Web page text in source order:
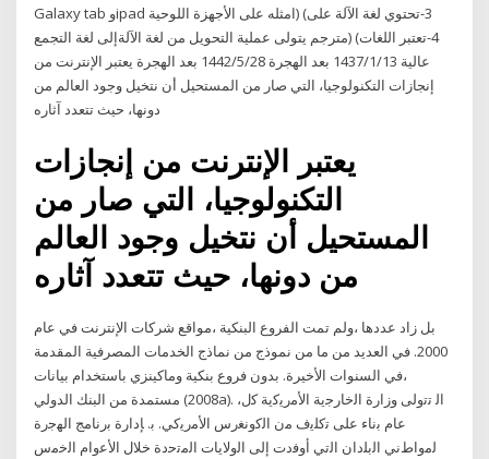
Galaxy tab وipad امثله على الأجهزة اللوحية) (3-تحتوي لغة الآلة على
مترجم يتولى عملية التحويل من لغة الآلةإلى لغة التجمع) (4-تعتبر اللغات
عالية 13‏‏/1‏‏/1437 بعد الهجرة 28‏‏/5‏‏/1442 بعد الهجرة يعتبر الإنترنت من
إنجازات التكنولوجيا، التي صار من المستحيل أن نتخيل وجود العالم من
دونها، حيث تتعدد آثاره
يعتبر الإنترنت من إنجازات
التكنولوجيا، التي صار من
المستحيل أن نتخيل وجود العالم
من دونها، حيث تتعدد آثاره
ﺑﻞ ﺯﺍﺩ ﻋﺪﺩﻫﺎ ،ﻭﻟﻢ ﺗﻤﺖ ﺍﻟﻔﺮﻭﻉ ﺍﻟﺒﻨﻜﻴﺔ ،ﻣﻮﺍﻗﻊ ﺷﺮﻛﺎﺕ ﺍﻹﻧﺘﺮﻧﺖ ﻓﻲ ﻋﺎﻡ
2000. ﻓﻲ ﺍﻟﻌﺪﻳﺪ ﻣﻦ ﻣﺎ ﻣﻦ ﻧﻤﻮﺫﺝ ﻣﻦ ﻧﻤﺎﺫﺝ ﺍﻟﺨﺪﻣﺎﺕ ﺍﻟﻤﺼﺮﻓﻴﺔ ﺍﻟﻤﻘﺪﻣﺔ
،ﻓﻲ ﺍﻟﺴﻨﻮﺍﺕ ﺍﻷﺧﻴﺮﺓ. ﺑﺪﻭﻥ ﻓﺮﻭﻉ ﺑﻨﻜﻴﺔ ﻭﻣﺎﻛﻴﻨﺰﻱ ﺑﺎﺳﺘﺨﺪﺍﻡ ﺑﻴﺎﻧﺎﺕ
ﻣﺴﺘﻤﺪﺓ ﻣﻦ ﺍﻟﺒﻨﻚ ﺍﻟﺪﻭﻟﻲ (2008a). ،ﺍﻟ ﺗﺗﻭﻟﻰ ﻭﺯﺍﺭﺓ ﺍﻟﺧﺎﺭﺟﻳﺔ ﺍﻷﻣﺭﻳﻛﻳﺔ ﻛﻝ
ﻋﺎﻡ ﺑﻧﺎء ﻋﻠﻰ ﺗﻛﻠﻳﻑ ﻣﻥ ﺍﻟﻛﻭﻧﻐﺭﺱ ﺍﻷﻣﺭﻳﻛﻲ. ﺑ. ﺈﺩﺍﺭﺓ ﺑﺭﻧﺎﻣﺞ ﺍﻟﻬﺟﺭﺓ
ﻟﻣﻭﺍﻁﻧﻲ ﺍﻟﺑﻠﺩﺍﻥ ﺍﻟﺗﻲ ﺃﻭﻓﺩﺕ ﺇﻟﻰ ﺍﻟﻭﻻﻳﺎﺕ ﺍﻟﻣﺗﺣﺩﺓ ﺧﻼﻝ ﺍﻷﻋﻭﺍﻡ ﺍﻟﺧﻣﺱ